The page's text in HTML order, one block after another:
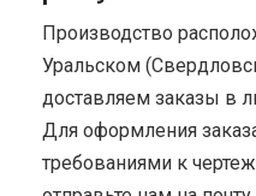
Производство
Уральском
доставляем заказы в
Для оформления
требованиями к